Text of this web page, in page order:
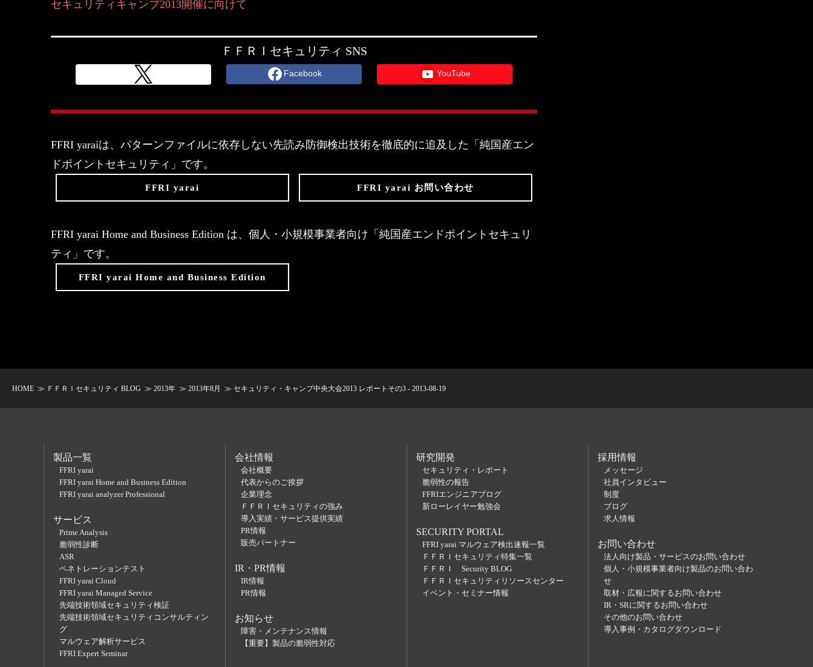
セキュリティキャンプ2013開催に向けて
ＦＦＲＩセキュリティ SNS
Facebook YouTube
FFRI yaraiは、パターンファイルに依存しない先読み防御検出技術を徹底的に追及した「純国産エン
ドポイントセキュリティ」です。
FFRI yarai FFRI yarai お問い合わせ
FFRI yarai Home and Business Edition は、個人・小規模事業者向け「純国産エンドポイントセキュリ
ティ」です。
FFRI yarai Home and Business Edition
HOME ≫ ＦＦＲＩセキュリティ BLOG ≫ 2013年 ≫ 2013年8月 ≫ セキュリティ・キャンプ中央大会2013 レポートその3 - 2013-08-19
製品一覧
FFRI yarai
FFRI yarai Home and Business Edition
FFRI yarai analyzer Professional
サービス
Prime Analysis
脆弱性診断
ASR
ペネトレーションテスト
FFRI yarai Cloud
FFRI yarai Managed Service
先端技術領域セキュリティ検証
先端技術領域セキュリティコンサルティン
グ
マルウェア解析サービス
FFRI Expert Seminar
会社情報
会社概要
代表からのご挨拶
企業理念
ＦＦＲＩセキュリティの強み
導入実績・サービス提供実績
PR情報
販売パートナー
IR・PR情報
IR情報
PR情報
お知らせ
障害・メンテナンス情報
【重要】製品の脆弱性対応
研究開発
セキュリティ・レポート
脆弱性の報告
FFRIエンジニアブログ
新ローレイヤー勉強会
SECURITY PORTAL
FFRI yarai マルウェア検出速報一覧
ＦＦＲＩセキュリティ特集一覧
ＦＦＲＩ Security BLOG
ＦＦＲＩセキュリティリソースセンター
イベント・セミナー情報
採用情報
メッセージ
社員インタビュー
制度
ブログ
求人情報
お問い合わせ
法人向け製品・サービスのお問い合わせ
個人・小規模事業者向け製品のお問い合わ
せ
取材・広報に関するお問い合わせ
IR・SRに関するお問い合わせ
その他のお問い合わせ
導入事例・カタログダウンロード